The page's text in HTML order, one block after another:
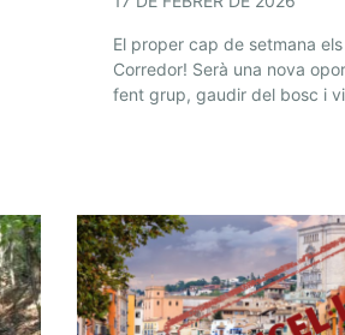
El proper cap de setmana
Corredor! Serà una nova
fent grup, gaudir del bosc i